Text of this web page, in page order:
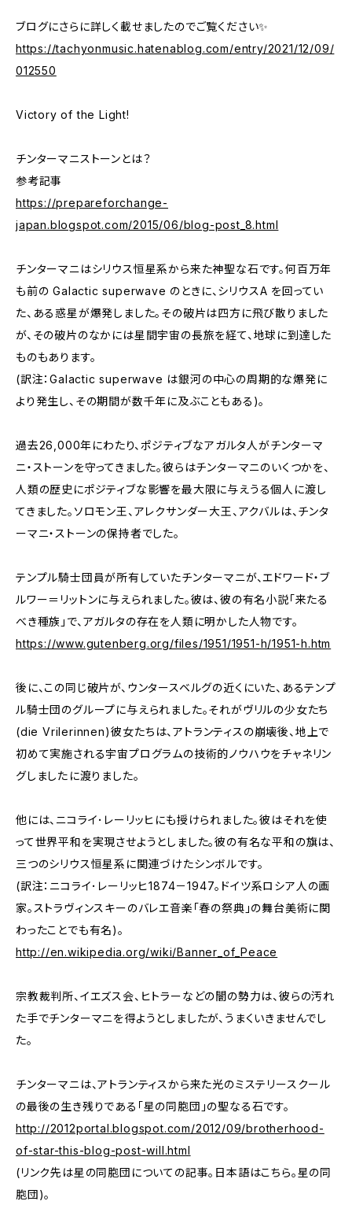
ブログにさらに詳しく載せましたのでご覧ください✨
https://tachyonmusic.hatenablog.com/entry/2021/12/09/
012550
Victory of the Light!
チンターマニストーンとは？
参考記事
https://prepareforchange-
japan.blogspot.com/2015/06/blog-post_8.html
チンターマニはシリウス恒星系から来た神聖な石です。何百万年
も前の Galactic superwave のときに、シリウスA を回ってい
た、ある惑星が爆発しました。その破片は四方に飛び散りました
が、その破片のなかには星間宇宙の長旅を経て、地球に到達した
ものもあります。
(訳注：Galactic superwave は銀河の中心の周期的な爆発に
より発生し、その期間が数千年に及ぶこともある)。
過去26,000年にわたり、ポジティブなアガルタ人がチンターマ
ニ・ストーンを守ってきました。彼らはチンターマニのいくつかを、
人類の歴史にポジティブな影響を最大限に与えうる個人に渡し
てきました。ソロモン王、アレクサンダー大王、アクバルは、チンタ
ーマニ・ストーンの保持者でした。
テンプル騎士団員が所有していたチンターマニが、エドワード・ブ
ルワー＝リットンに与えられました。彼は、彼の有名小説「来たる
べき種族」で、アガルタの存在を人類に明かした人物です。
https://www.gutenberg.org/files/1951/1951-h/1951-h.htm
後に、この同じ破片が、ウンタースベルグの近くにいた、あるテンプ
ル騎士団のグループに与えられました。それがヴリルの少女たち
(die Vrilerinnen)――彼女たちは、アトランティスの崩壊後、地上で
初めて実施される宇宙プログラムの技術的ノウハウをチャネリン
グしました――に渡りました。
他には、ニコライ･レーリッヒにも授けられました。彼はそれを使
って世界平和を実現させようとしました。彼の有名な平和の旗は、
三つのシリウス恒星系に関連づけたシンボルです。
(訳注：ニコライ･レーリッヒ1874－1947。ドイツ系ロシア人の画
家。ストラヴィンスキーのバレエ音楽「春の祭典」の舞台美術に関
わったことでも有名)。
http://en.wikipedia.org/wiki/Banner_of_Peace
宗教裁判所、イエズス会、ヒトラーなどの闇の勢力は、彼らの汚れ
た手でチンターマニを得ようとしましたが、うまくいきませんでし
た。
チンターマニは、アトランティスから来た光のミステリースクール
の最後の生き残りである「星の同胞団」の聖なる石です。
http://2012portal.blogspot.com/2012/09/brotherhood-
of-star-this-blog-post-will.html
(リンク先は星の同胞団についての記事。日本語はこちら。星の同
胞団)。